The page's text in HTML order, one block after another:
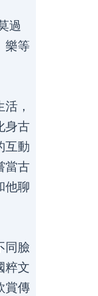
過
樂等
，
身古
互動
當古
他聊
同臉
粹文
賞傳